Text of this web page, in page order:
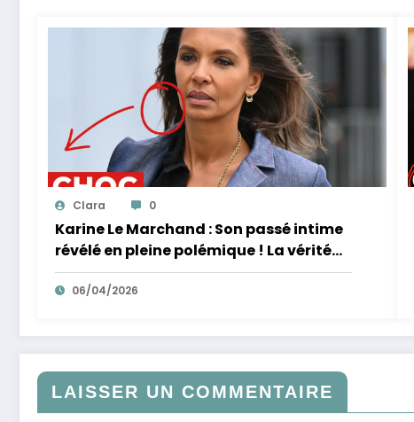
Clara 0
Karine Le Marchand : Son passé intime
révélé en pleine polémique ! La vérité
éclate sur ses accusations de racisme.
06/04/2026
LAISSER UN COMMENTAIRE